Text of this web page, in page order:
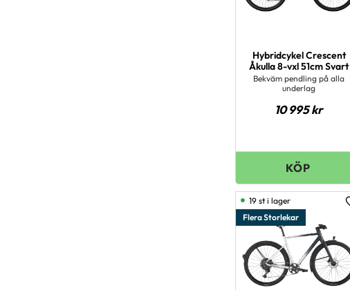
Hybridcykel Crescent
Åkulla 8-vxl 51cm Svart
Bekväm pendling på alla
underlag
10 995kr
Flera Storlekar
19 st i lager